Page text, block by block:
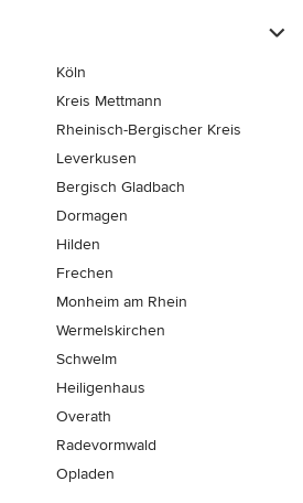
Köln
Kreis Mettmann
Rheinisch-Bergischer Kreis
Leverkusen
Bergisch Gladbach
Dormagen
Hilden
Frechen
Monheim am Rhein
Wermelskirchen
Schwelm
Heiligenhaus
Overath
Radevormwald
Opladen